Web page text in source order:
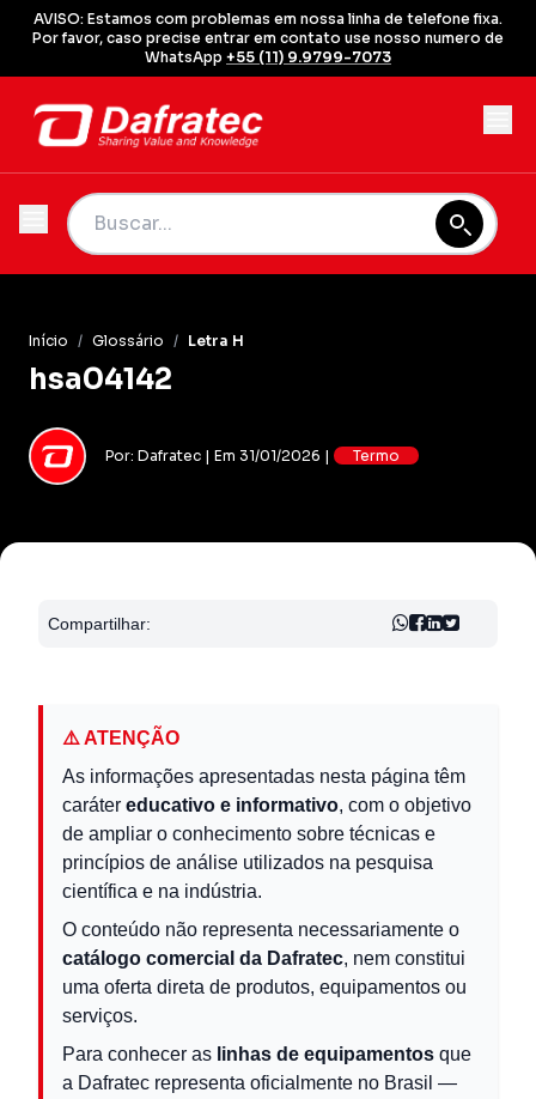
AVISO: Estamos com problemas em nossa linha de telefone fixa.
Por favor, caso precise entrar em contato use nosso numero de
WhatsApp +55 (11) 9.9799-7073
Início / Glossário / Letra H
hsa04142
Por: Dafratec | Em 31/01/2026 | Termo
Compartilhar:
⚠️ ATENÇÃO
As informações apresentadas nesta página têm
caráter educativo e informativo, com o objetivo
de ampliar o conhecimento sobre técnicas e
princípios de análise utilizados na pesquisa
científica e na indústria.
O conteúdo não representa necessariamente o
catálogo comercial da Dafratec, nem constitui
uma oferta direta de produtos, equipamentos ou
serviços.
Para conhecer as linhas de equipamentos que
a Dafratec representa oficialmente no Brasil —